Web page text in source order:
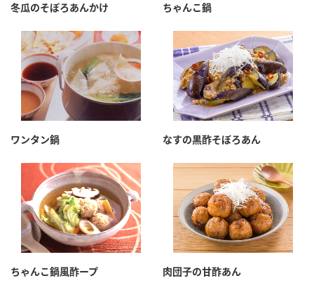
クイック調味料 レモン果汁
ふりかけ おすしの素
納豆 Fibee
かおりの蔵
つゆ
鍋なび
納豆のサイト
PIN印
三ツ判山吹
千夜
スペシャルサイト
お酢を知ろう！
すしラボ
ぽん酢サワー
ミツカンの歴史
水の文化センター（アーカイブ）
ZENB initiative
MIM（ミツカンミュージアム）
各部門が大切にしていること
おいしさと健康への取り組み
お客様相談センター
お客様の声をいかしました
よくあるご質問
お問い合わせ
冬瓜のそぼろあんかけ ちゃんこ鍋
ワンタン鍋 なすの黒酢そぼろあん
ちゃんこ鍋風酢ープ 肉団子の甘酢あん